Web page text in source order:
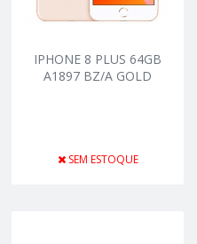
IPHONE 8 PLUS 64GB
A1897 BZ/A GOLD
SEM ESTOQUE